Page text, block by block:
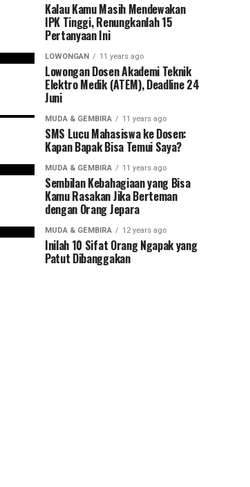
Kalau Kamu Masih Mendewakan
IPK Tinggi, Renungkanlah 15
Pertanyaan Ini
LOWONGAN 11 years ago
Lowongan Dosen Akademi Teknik
Elektro Medik (ATEM), Deadline 24
Juni
MUDA & GEMBIRA 11 years ago
SMS Lucu Mahasiswa ke Dosen:
Kapan Bapak Bisa Temui Saya?
MUDA & GEMBIRA 11 years ago
Sembilan Kebahagiaan yang Bisa
Kamu Rasakan Jika Berteman
dengan Orang Jepara
MUDA & GEMBIRA 12 years ago
Inilah 10 Sifat Orang Ngapak yang
Patut Dibanggakan